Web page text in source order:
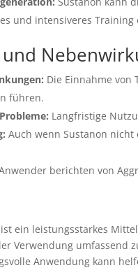
und intensiveres
Die Einnahme von
führen.
Langfristige
Auch wenn Sustanon
berichten von
ein leistungsstarkes
Verwendung umfassend
Anwendung kann